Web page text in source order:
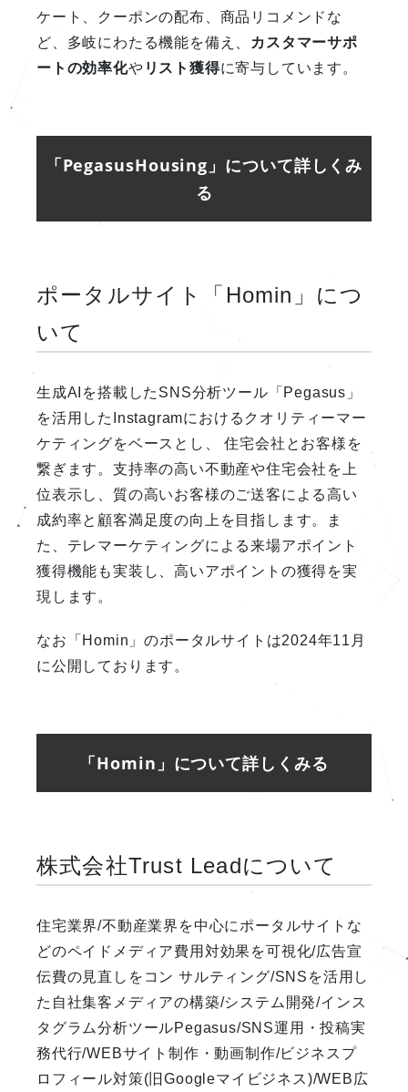
ケート、クーポンの配布、商品リコメンドな
ど、多岐にわたる機能を備え、
カスタマーサポ
ートの効率化や リスト獲得に寄与しています。
「PegasusHousing」について詳しくみ
る
ポータルサイト「Homin」につ
いて
生成AIを搭載したSNS分析ツール「Pegasus」
を活用したInstagramにおけるクオリティーマー
ケティングをベースとし、 住宅会社とお客様を
繋ぎます。支持率の高い不動産や住宅会社を上
位表示し、質の高いお客様のご送客による高い
成約率と顧客満足度の向上を目指します。ま
た、テレマーケティングによる来場アポイント
獲得機能も実装し、高いアポイントの獲得を実
現します。
なお「Homin」のポータルサイトは2024年11月
に公開しております。
「Homin」について詳しくみる
株式会社Trust Leadについて
住宅業界/不動産業界を中心にポータルサイトな
どのペイドメディア費用対効果を可視化/広告宣
伝費の見直しをコン サルティング/SNSを活用し
た自社集客メディアの構築/システム開発/インス
タグラム分析ツールPegasus/SNS運用・投稿実
務代行/WEBサイト制作・動画制作/ビジネスプ
ロフィール対策(旧Googleマイビジネス)/WEB広